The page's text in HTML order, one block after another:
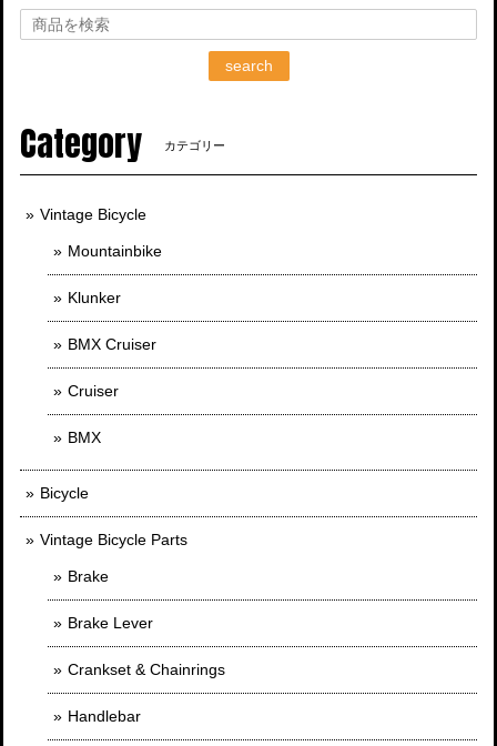
search
Category カテゴリー
Vintage Bicycle
Mountainbike
Klunker
BMX Cruiser
Cruiser
BMX
Bicycle
Vintage Bicycle Parts
Brake
Brake Lever
Crankset & Chainrings
Handlebar